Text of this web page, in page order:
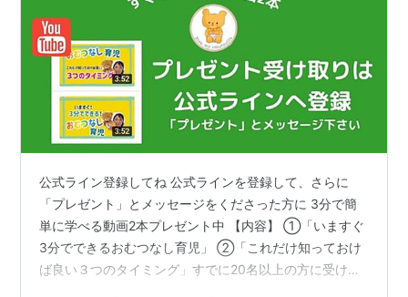
公式ライン登録してね 公式ラインを登録して、さらに
「プレゼント」とメッセージをくださった方に 3分で簡
単に学べる動画2本プレゼント中 【内容】 ①「いますぐ
3分でできるおむつなし育児」 ②「これだけ知っておけ
ば良い３つのタイミング」すでに20名以上の方に受け取